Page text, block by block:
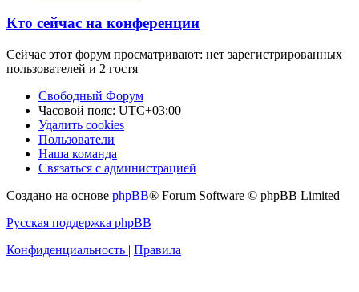
Кто сейчас на конференции
Сейчас этот форум просматривают: нет зарегистрированных
пользователей и 2 гостя
Свободный Форум
Часовой пояс: UTC+03:00
Удалить cookies
Пользователи
Наша команда
Связаться с администрацией
Создано на основе phpBB® Forum Software © phpBB Limited
Русская поддержка phpBB
Конфиденциальность | Правила